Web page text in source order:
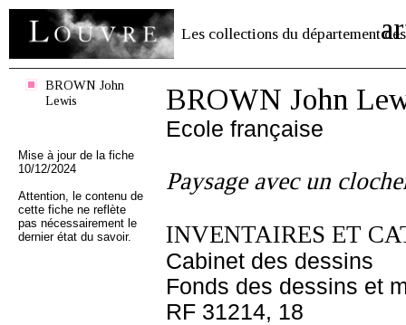
Les collections du département des
BROWN John
Lewis
Mise à jour de la fiche
10/12/2024
Attention, le contenu de
cette fiche ne reflète
pas nécessairement le
dernier état du savoir.
BROWN John
Ecole française
Paysage avec un
INVENTAIRES ET
Cabinet des dessins
Fonds des dessins et
RF 31214, 18